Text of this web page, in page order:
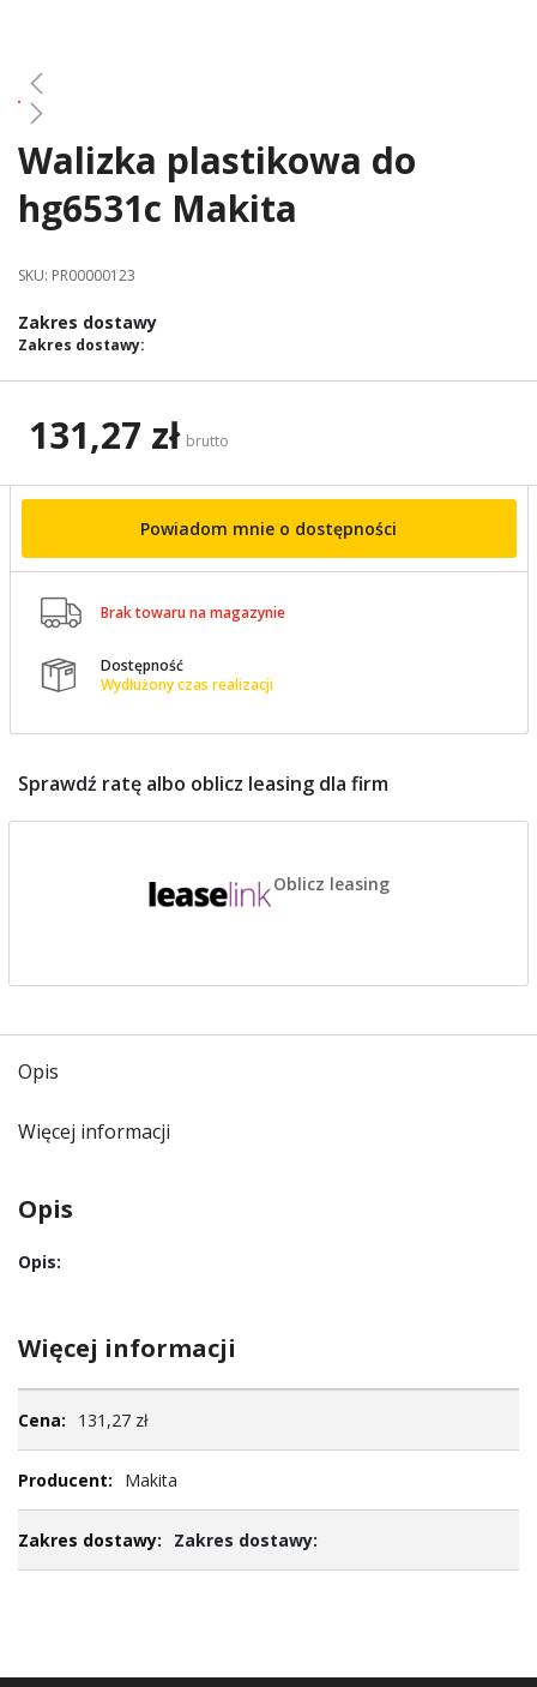
Skip
the
of
images
gallery
Walizka plastikowa do
hg6531c Makita
SKU: PR00000123
Zakres dostawy
Zakres dostawy:
131,27 zł brutto
Powiadom mnie o dostępności
 Brak towaru na magazynie

Dostępność
Wydłużony czas realizacji
Sprawdź ratę albo oblicz leasing dla firm
Oblicz leasing
Opis
Więcej informacji
Opis
Opis:
Więcej informacji
informacji131,27 zł
Makita
Zakres dostawy: